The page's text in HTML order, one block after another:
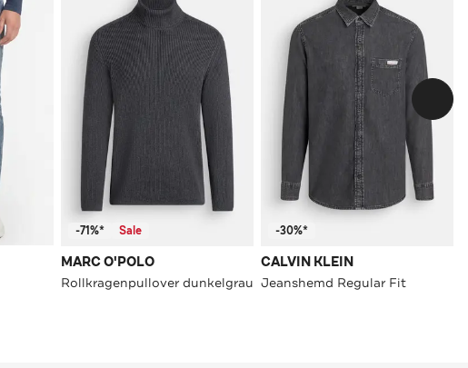
-71%* Sale
MARC O'POLO
Rollkragenpullover dunkelgrau
-30%*
CALVIN KLEIN
Jeanshemd Regular Fit